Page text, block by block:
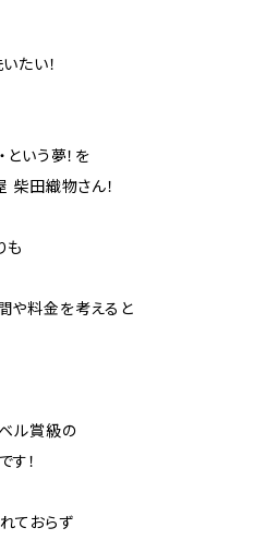
たい！
という夢！を
柴田織物さん！
も
や料金を考えると
ル賞級の
！
ておらず